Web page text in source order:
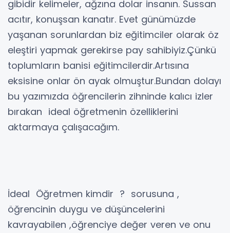
gibidir kelimeler, ağzına dolar insanın. Sussan
acıtır, konuşsan kanatır. Evet günümüzde
yaşanan sorunlardan biz eğitimciler olarak öz
eleştiri yapmak gerekirse pay sahibiyiz.Çünkü
toplumların banisi eğitimcilerdir.Artısına
eksisine onlar ön ayak olmuştur.Bundan dolayı
bu yazımızda öğrencilerin zihninde kalıcı izler
bırakan ideal öğretmenin özelliklerini
aktarmaya çalışacağım.
İdeal Öğretmen kimdir ? sorusuna ,
öğrencinin duygu ve düşüncelerini
kavrayabilen ,öğrenciye değer veren ve onu